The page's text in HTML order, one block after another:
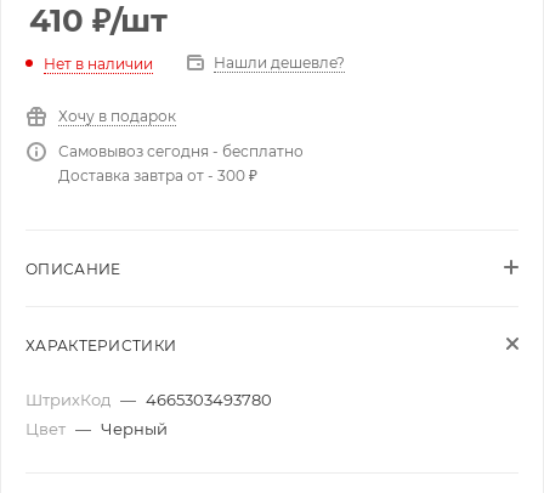
410 ₽/шт
Нет в наличии Нашли дешевле?
Хочу в подарок
Самовывоз сегодня - бесплатно
Доставка завтра от - 300 ₽
ОПИСАНИЕ
ХАРАКТЕРИСТИКИ
ШтрихКод — 4665303493780
Цвет — Черный